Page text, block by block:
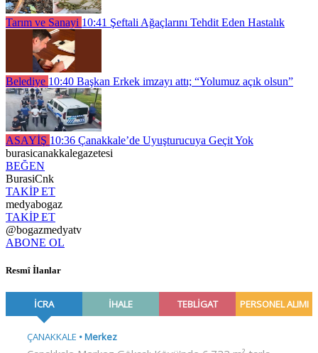
Tarım ve Sanayi 10:41 Şeftali Ağaçlarını Tehdit Eden Hastalık
Belediye 10:40 Başkan Erkek imzayı attı; “Yolumuz açık olsun”
ASAYİŞ 10:36 Çanakkale’de Uyuşturucuya Geçit Yok
burasicanakkalegazetesi
BEĞEN
BurasiCnk
TAKİP ET
medyabogaz
TAKİP ET
@bogazmedyatv
ABONE OL
Resmî İlanlar